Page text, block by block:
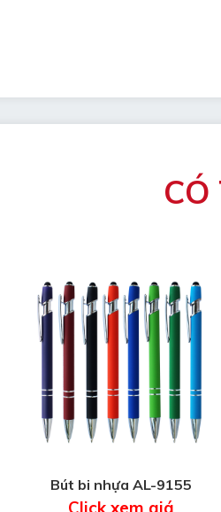
Bút bi nhựa AL-9155
Click xem giá